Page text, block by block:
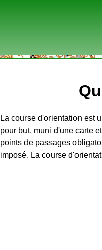
La course d'orientation est
pour but, muni d'une carte
points de passages
imposé. La course